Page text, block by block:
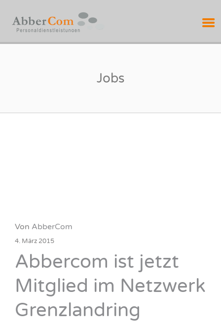
Jobs
Von AbberCom
4. März 2015
Abbercom ist jetzt
Mitglied im Netzwerk
Grenzlandring